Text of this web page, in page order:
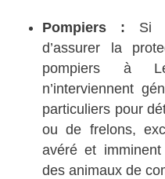
Pompiers : Si
d’assurer la
pompiers à
n’interviennent
particuliers pour
ou de frelons,
avéré et
des animaux de